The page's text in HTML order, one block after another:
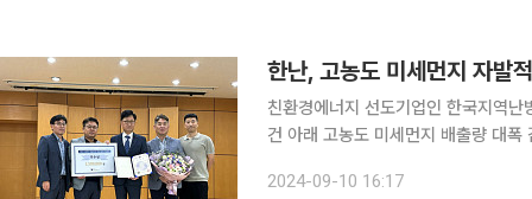
한난, 고농도 미세먼지 자발
친환경에너지 선도기업인 한국지역
건 아래 고농도 미세먼지 배출량 대폭 감축의 성과를 인
2024-09-10 16:17